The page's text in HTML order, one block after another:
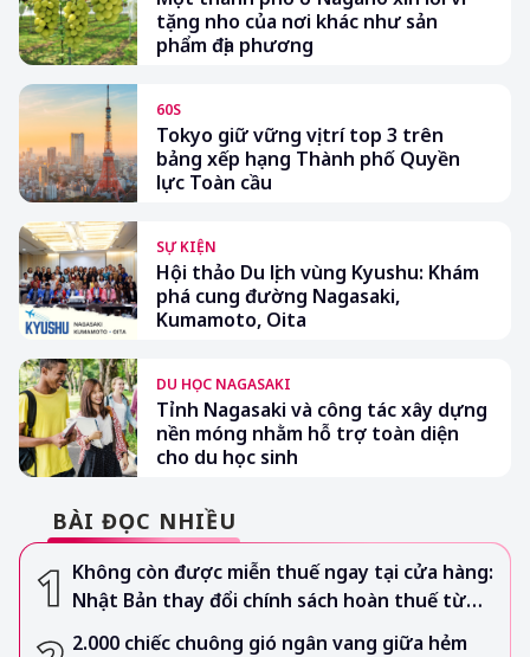
tặng nho của nơi khác như sản
phẩm địa phương
60S
Tokyo giữ vững vị trí top 3 trên
bảng xếp hạng Thành phố Quyền
lực Toàn cầu
SỰ KIỆN
Hội thảo Du lịch vùng Kyushu: Khám
phá cung đường Nagasaki,
Kumamoto, Oita
DU HỌC NAGASAKI
Tỉnh Nagasaki và công tác xây dựng
nền móng nhằm hỗ trợ toàn diện
cho du học sinh
BÀI ĐỌC NHIỀU
Không còn được miễn thuế ngay tại cửa hàng:
Nhật Bản thay đổi chính sách hoàn thuế từ
tháng 11/2026
2.000 chiếc chuông gió ngân vang giữa hẻm